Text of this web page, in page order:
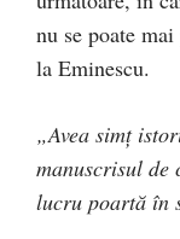
nu se poate
la Eminescu.
„Avea simţ
manuscrisul de
lucru poartă în